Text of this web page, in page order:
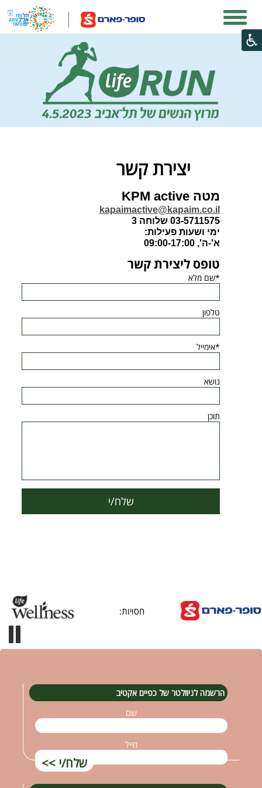
יצירת קשר
מטה KPM active
kapaimactive@kapaim.co.il
03-5711575 שלוחה 3
ימי ושעות פעילות:
א'-ה', 09:00-17:00
טופס ליצירת קשר
*שם מלא
טלפון
*אימייל
נושא
תוכן
חסויות:
הרשמה לניוזלטר של כפיים אקטיב
שם
מייל
שלח/י >>